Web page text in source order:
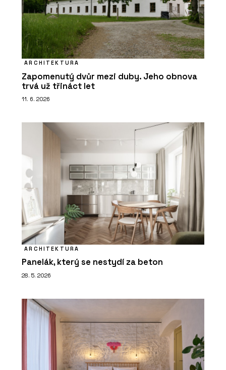
ARCHITEKTURA
Zapomenutý dvůr mezi duby. Jeho obnova
trvá už třináct let
11. 6. 2026
ARCHITEKTURA
Panelák, který se nestydí za beton
28. 5. 2026